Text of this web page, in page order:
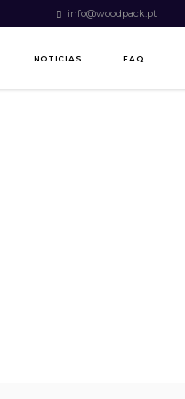
info@woodpack.pt
NOTICIAS FAQ